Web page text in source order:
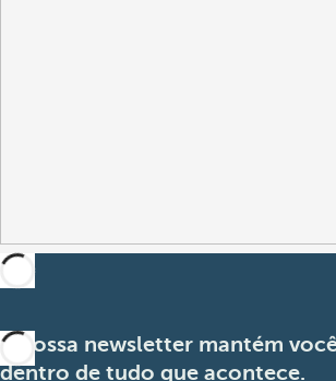
A nossa newsletter mantém
dentro de tudo que acontece.